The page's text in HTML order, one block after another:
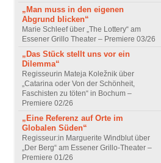
„Man muss in den eigenen
Abgrund blicken“
Marie Schleef über „The Lottery“ am
Essener Grillo Theater – Premiere 03/26
„Das Stück stellt uns vor ein
Dilemma“
Regisseurin Mateja Koležnik über
„Catarina oder Von der Schönheit,
Faschisten zu töten“ in Bochum –
Premiere 02/26
„Eine Referenz auf Orte im
Globalen Süden“
Regisseur:in Marguerite Windblut über
„Der Berg“ am Essener Grillo-Theater –
Premiere 01/26